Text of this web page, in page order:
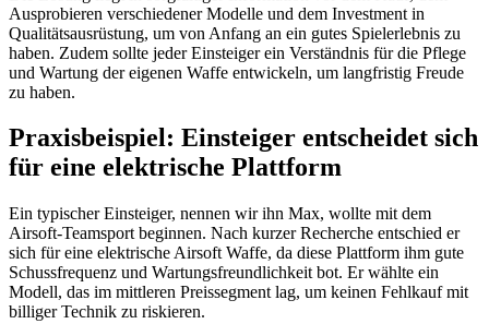
Ausprobieren verschiedener Modelle und dem Investment in
Qualitätsausrüstung, um von Anfang an ein gutes Spielerlebnis zu
haben. Zudem sollte jeder Einsteiger ein Verständnis für die Pflege
und Wartung der eigenen Waffe entwickeln, um langfristig Freude
zu haben.
Praxisbeispiel: Einsteiger entscheidet sich
für eine elektrische Plattform
Ein typischer Einsteiger, nennen wir ihn Max, wollte mit dem
Airsoft-Teamsport beginnen. Nach kurzer Recherche entschied er
sich für eine elektrische Airsoft Waffe, da diese Plattform ihm gute
Schussfrequenz und Wartungsfreundlichkeit bot. Er wählte ein
Modell, das im mittleren Preissegment lag, um keinen Fehlkauf mit
billiger Technik zu riskieren.